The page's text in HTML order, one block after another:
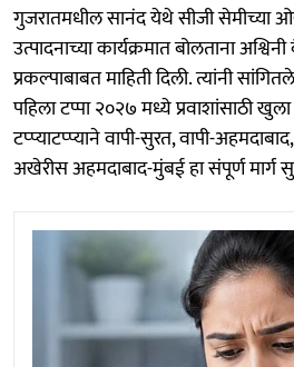
गुजरातमधील सानंद येथे सीजी सेमीच्या
उत्पादनाच्या कार्यक्रमात बोलताना
प्रकल्पाबाबत माहिती दिली. त्यांनी
पहिला टप्पा २०२७ मध्ये प्रवाशांसाठी
टप्प्याटप्प्याने वापी-सुरत, वापी-
अखेरीस अहमदाबाद-मुंबई हा संपूर्ण